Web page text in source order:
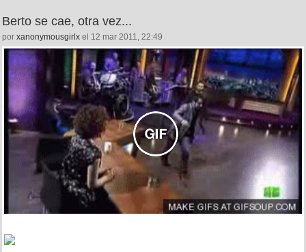
Berto se cae, otra vez...
por xanonymousgirlx el 12 mar 2011, 22:49